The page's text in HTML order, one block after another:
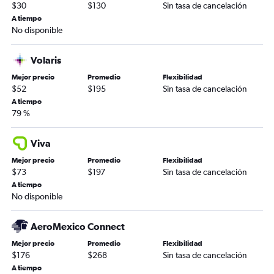
$30 $130 Sin tasa de cancelación
A tiempo
No disponible
Volaris
Mejor precio
$52
Promedio
$195
Flexibilidad
Sin tasa de cancelación
A tiempo
79 %
Viva
Mejor precio
$73
Promedio
$197
Flexibilidad
Sin tasa de cancelación
A tiempo
No disponible
AeroMexico Connect
Mejor precio
$176
Promedio
$268
Flexibilidad
Sin tasa de cancelación
A tiempo